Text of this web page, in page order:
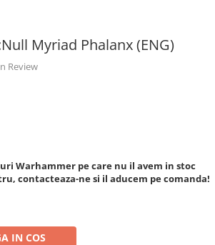
Myriad Phalanx (ENG)
Review
Warhammer pe care nu il avem in stoc
contacteaza-ne si il aducem pe comanda!
IN COS